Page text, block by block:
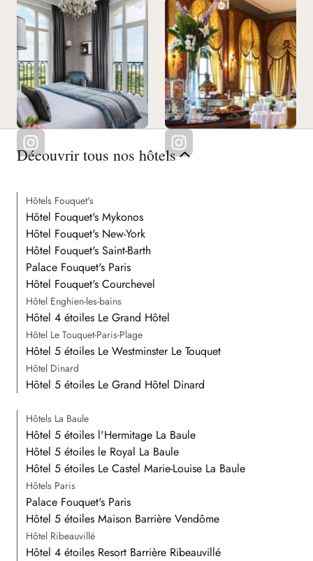
Découvrir tous nos hôtels
Hôtels Fouquet's
Hôtel Fouquet's Mykonos
Hôtel Fouquet's New-York
Hôtel Fouquet's Saint-Barth
Palace Fouquet's Paris
Hôtel Fouquet's Courchevel
Hôtel Enghien-les-bains
Hôtel 4 étoiles Le Grand Hôtel
Hôtel Le Touquet-Paris-Plage
Hôtel 5 étoiles Le Westminster Le Touquet
Hôtel Dinard
Hôtel 5 étoiles Le Grand Hôtel Dinard
Hôtels La Baule
Hôtel 5 étoiles l'Hermitage La Baule
Hôtel 5 étoiles le Royal La Baule
Hôtel 5 étoiles Le Castel Marie-Louise La Baule
Hôtels Paris
Palace Fouquet's Paris
Hôtel 5 étoiles Maison Barrière Vendôme
Hôtel Ribeauvillé
Hôtel 4 étoiles Resort Barrière Ribeauvillé